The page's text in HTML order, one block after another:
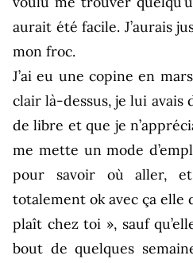
aurait été facile. J’aurais
mon froc.
J’ai eu une copine en
clair là-dessus, je lui avais
de libre et que je
me mette un mode
pour savoir où aller,
totalement ok avec ça elle
plaît chez toi », sauf
bout de quelques